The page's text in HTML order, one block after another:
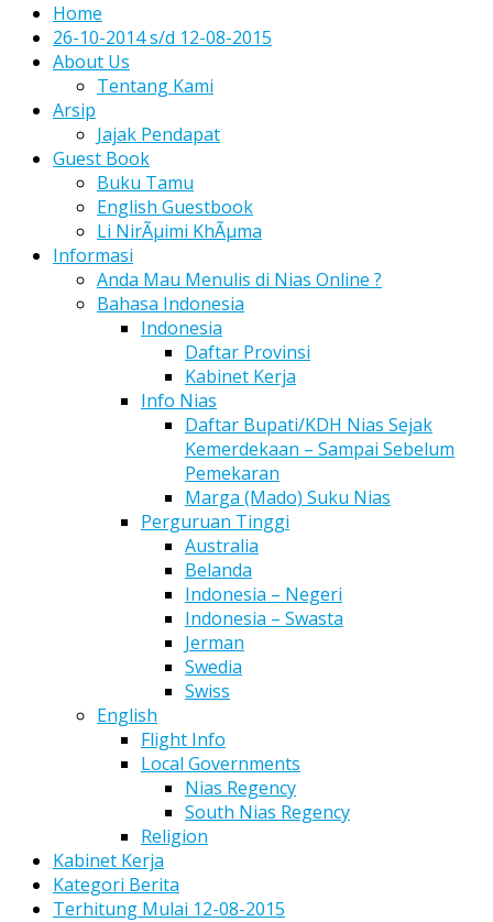
Home
26-10-2014 s/d 12-08-2015
About Us
Tentang Kami
Arsip
Jajak Pendapat
Guest Book
Buku Tamu
English Guestbook
Li NirÃµimi KhÃµma
Informasi
Anda Mau Menulis di Nias Online ?
Bahasa Indonesia
Indonesia
Daftar Provinsi
Kabinet Kerja
Info Nias
Daftar Bupati/KDH Nias Sejak
Kemerdekaan – Sampai Sebelum
Pemekaran
Marga (Mado) Suku Nias
Perguruan Tinggi
Australia
Belanda
Indonesia – Negeri
Indonesia – Swasta
Jerman
Swedia
Swiss
English
Flight Info
Local Governments
Nias Regency
South Nias Regency
Religion
Kabinet Kerja
Kategori Berita
Terhitung Mulai 12-08-2015